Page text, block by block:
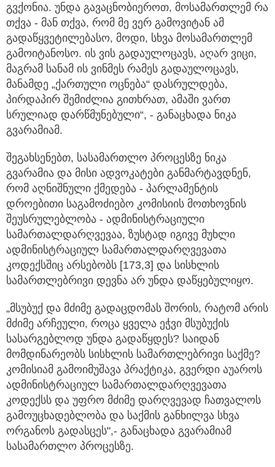
გვქონია. უნდა გავაცნობიეროთ, მოსამართლემ რა
თქვა - მან თქვა, რომ მე ვერ გამოვიტან ამ
გადაწყვეტილებასო, მოდი, სხვა მოსამართლემ
გამოიტანოსო. ის ვის გადაულოცავს, აღარ ვიცი,
მაგრამ სანამ ის ვინმეს რამეს გადაულოცავს,
მანამდე „ქართული ოცნება“ დასრულდება,
პირდაპირ შემიძლია გითხრათ, ამაში ვართ
სრულიად დარწმუნებული“, - განაცხადა ნიკა
გვარამიამ.
შეგახსენებთ, სასამართლო პროცესზე ნიკა
გვარამია და მისი ადვოკატები განმარტავდნენ,
რომ აღნიშნული ქმედება - პარლამენტის
დროებითი საგამოძიებო კომისიის მოთხოვნის
შეუსრულებლობა - ადმინისტრაციული
სამართალდარღვევაა, ზუსტად იგივე მუხლი
ადმინისტრაციულ სამართალდარღვევათა
კოდექსშიც არსებობს [173,3] და სისხლის
სამართლებრივი დევნა არ უნდა დაწყებულიყო.
„მსუბუქ და მძიმე გადაცდომას შორის, რატომ არის
მძიმე არჩეული, როცა ყველა ეჭვი მსუბუქის
სასარგებლოდ უნდა გადაწყდეს? საიდან
მომდინარეობს სისხლის სამართლებრივი საქმე?
კომისიამ გამოიმუშავა პრაქტიკა, გვერდი აუაროს
ადმინისტრაციულ სამართალდარღვევათა
კოდექსს და უფრო მძიმე დარღვევად ჩათვალოს
გამოუცხადებლობა და საქმის განხილვა სხვა
ორგანოს გადასცეს",- განაცხადა გვარამიამ
სასამართლო პროცესზე.